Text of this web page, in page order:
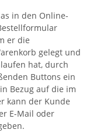
in den Online-
er die
gelegt und
hat, durch
Buttons ein
Bezug auf die im
kann der Kunde
E-Mail oder